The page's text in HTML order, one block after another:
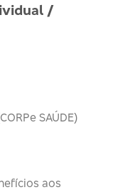
/
SAÚDE)
aos